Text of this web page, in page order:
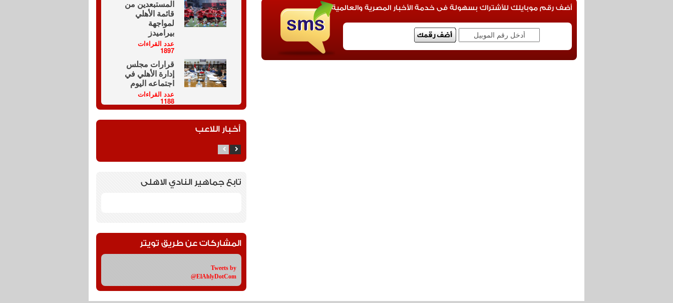
أضف رقم موبايلك للأشتراك بسهولة فى خدمة الأخبار المصرية والعالمية
المستبعدين من
قائمة الأهلي
لمواجهة
بيراميدز
عدد القراءات
1897
قرارات مجلس
إدارة الأهلي في
اجتماعه اليوم
عدد القراءات
1188
أخبار اللاعب
تابع جماهير النادي الاهلى
المشاركات عن طريق تويتر
Tweets by
@ElAhlyDotCom